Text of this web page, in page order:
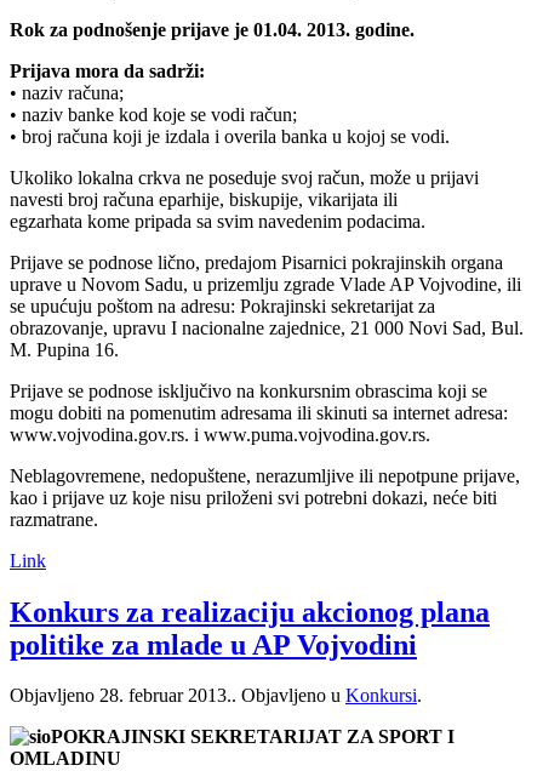
Rok za podnošenje prijave je 01.04. 2013. godine.
Prijava mora da sadrži:
• naziv računa;
• naziv banke kod koje se vodi račun;
• broj računa koji je izdala i overila banka u kojoj se vodi.
Ukoliko lokalna crkva ne poseduje svoj račun, može u prijavi
navesti broj računa eparhije, biskupije, vikarijata ili
egzarhata kome pripada sa svim navedenim podacima.
Prijave se podnose lično, predajom Pisarnici pokrajinskih organa
uprave u Novom Sadu, u prizemlju zgrade Vlade AP Vojvodine, ili
se upućuju poštom na adresu: Pokrajinski sekretarijat za
obrazovanje, upravu I nacionalne zajednice, 21 000 Novi Sad, Bul.
M. Pupina 16.
Prijave se podnose isključivo na konkursnim obrascima koji se
mogu dobiti na pomenutim adresama ili skinuti sa internet adresa:
www.vojvodina.gov.rs. i www.puma.vojvodina.gov.rs.
Neblagovremene, nedopuštene, nerazumljive ili nepotpune prijave,
kao i prijave uz koje nisu priloženi svi potrebni dokazi, neće biti
razmatrane.
Link
Konkurs za realizaciju akcionog plana
politike za mlade u AP Vojvodini
Objavljeno 28. februar 2013.. Objavljeno u Konkursi.
POKRAJINSKI SEKRETARIJAT ZA SPORT I
OMLADINU